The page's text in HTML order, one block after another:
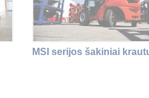
MSI serijos šakiniai